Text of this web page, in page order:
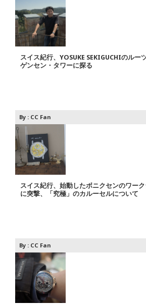
スイス紀行、YOSUKE SEKIGUCHIのルー
ゲンセン・タワーに探る
By : CC Fan
スイス紀行、始動したボニクセンのワー
に突撃、「究極」のカルーセルについて
By : CC Fan